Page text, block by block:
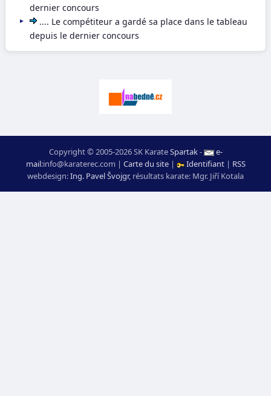
dernier concours
.... Le compétiteur a gardé sa place dans le tableau
depuis le dernier concours
Copyright © 2005-2026 SK KarateSpartak-
e-
mail:moc.ceretarak@ofni | Carte du site| Identifiant | RSS
webdesign:Ing. Pavel Švojgr, résultats karate: Mgr. Jiří Kotala